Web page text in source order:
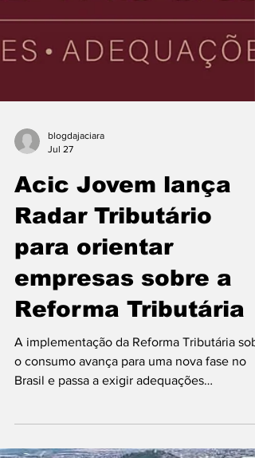
Jul 27
Acic Jovem lança
Radar Tributário
para orientar
Reforma Tributária